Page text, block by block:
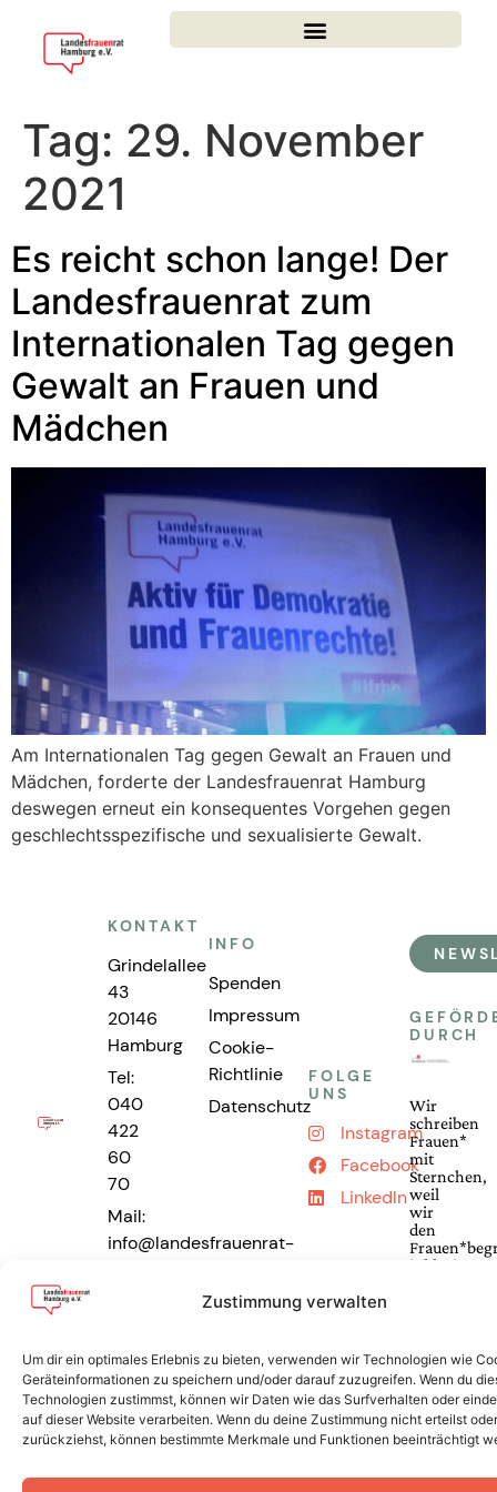
Zustimmung verwalten
Um dir ein optimales Erlebnis zu bieten, verwenden wir Technologien wie
Geräteinformationen zu speichern und/oder darauf zuzugreifen. Wenn du
Technologien zustimmst, können wir Daten wie das Surfverhalten oder
auf dieser Website verarbeiten. Wenn du deine Zustimmung nicht erteilst oder
zurückziehst, können bestimmte Merkmale und Funktionen beeinträchtigt
Tag: 29. November
2021
Es reicht schon lange! Der
Landesfrauenrat zum
Internationalen Tag gegen
Gewalt an Frauen und
Mädchen
Am Internationalen Tag gegen Gewalt an Frauen und
Mädchen, forderte der Landesfrauenrat Hamburg
deswegen erneut ein konsequentes Vorgehen gegen
geschlechtsspezifische und sexualisierte Gewalt.
KONTAKT
Grindelallee
43
20146
Hamburg
Tel:
040
422
60
70
Mail:
info@landesfrauenrat-
INFO
Spenden
Impressum
Cookie-
Richtlinie
Datenschutz
FOLGE
UNS
Instagram
Facebook
LinkedIn
DURCH
Wir
schreiben
Frauen*
mit
Sternchen,
weil
wir
den
inklusiv